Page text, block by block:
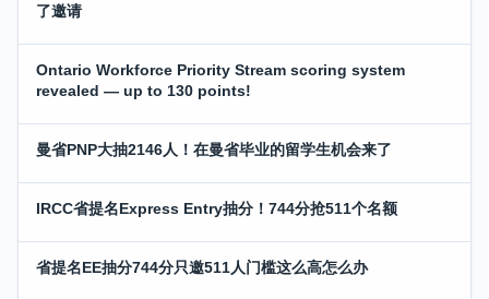
了邀请
Ontario Workforce Priority Stream scoring system
revealed — up to 130 points!
曼省PNP大抽2146人！在曼省毕业的留学生机会来了
IRCC省提名Express Entry抽分！744分抢511个名额
省提名EE抽分744分只邀511人门槛这么高怎么办